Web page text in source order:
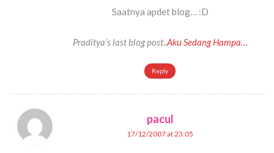
Saatnya apdet blog… :D
Praditya’s last blog post..Aku Sedang Hampa…
Reply
pacul
17/12/2007 at 23:05